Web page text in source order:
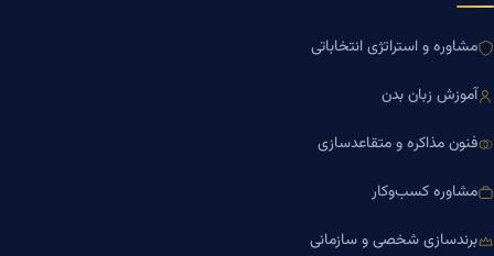
مشاوره و استراتژی انتخاباتی
آموزش زبان بدن
فنون مذاکره و متقاعدسازی
مشاوره کسب‌وکار
برندسازی شخصی و سازمانی